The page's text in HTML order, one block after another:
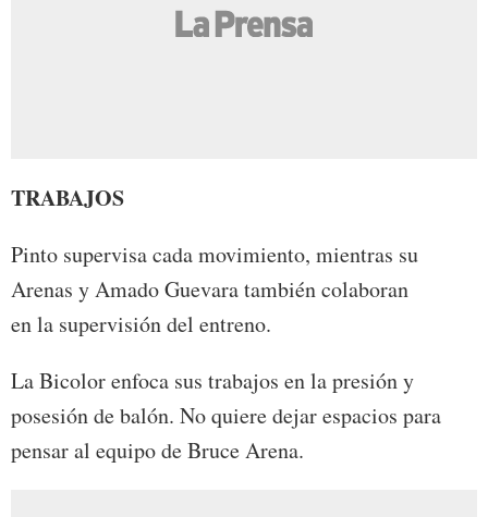
TRABAJOS
Pinto supervisa cada movimiento, mientras su
Arenas y Amado Guevara también colaboran
en la supervisión del entreno.
La Bicolor enfoca sus trabajos en la presión y
posesión de balón. No quiere dejar espacios para
pensar al equipo de Bruce Arena.